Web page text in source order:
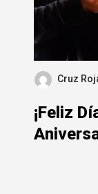
Cruz
¡Feliz